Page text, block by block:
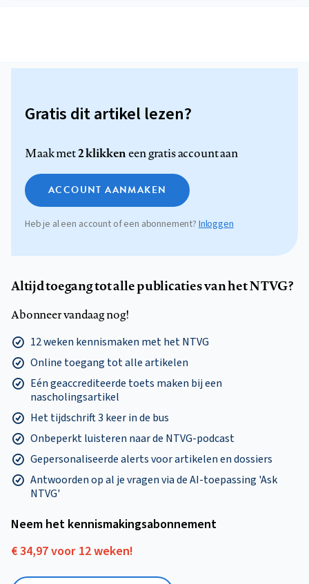
Gratis dit artikel lezen?
Maak met2 klikkeneen gratis account aan
ACCOUNT AANMAKEN
Heb je al een account of een abonnement? Inloggen
Altijd toegang tot alle publicaties van het NTVG?
Abonneer vandaag nog!
12 weken kennismaken met het NTVG
Online toegang tot alle artikelen
Eén geaccrediteerde toets maken bij een
nascholingsartikel
Het tijdschrift 3 keer in de bus
Onbeperkt luisteren naar de NTVG-podcast
Gepersonaliseerde alerts voor artikelen en dossiers
Antwoorden op al je vragen via de AI-toepassing 'Ask
NTVG'
Neem het kennismakings­abonnement
€ 34,97 voor 12 weken!